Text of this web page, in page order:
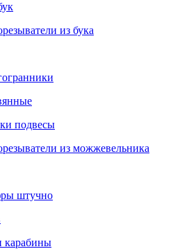
из бука
подвесы
из можжевельника
штучно
карабины